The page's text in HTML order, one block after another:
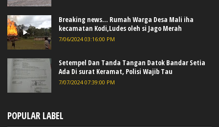
Breaking news... Rumah Warga Desa Mali iha
kecamatan Kodi,Ludes oleh si Jago Merah
7/06/2024 03:16:00 PM
Setempel Dan Tanda Tangan Datok Bandar Setia
Ada Di surat Keramat, Polisi Wajib Tau
7/07/2024 07:39:00 PM
POPULAR LABEL